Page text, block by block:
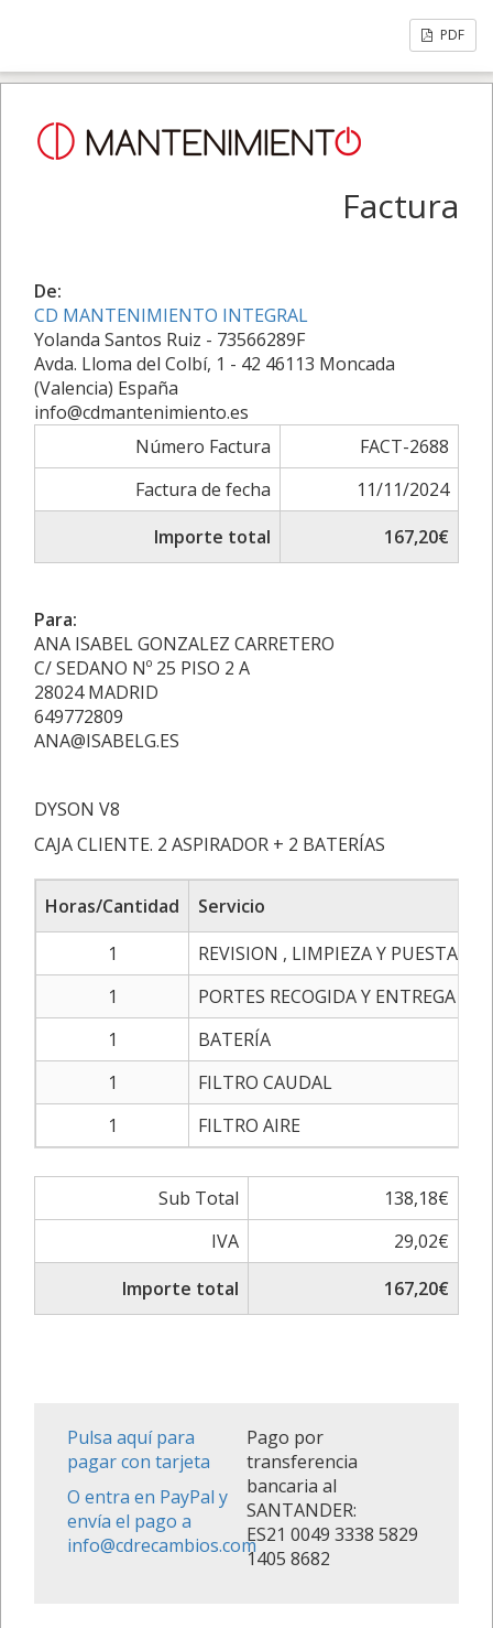
PDF
Factura
De:
CD MANTENIMIENTO INTEGRAL
Yolanda Santos Ruiz - 73566289F
Avda. Lloma del Colbí, 1 - 42 46113 Moncada
(Valencia) España
info@cdmantenimiento.es
Número Factura
FACT-2688
Factura de fecha
11/11/2024
Importe total
167,20€
Para:
ANA ISABEL GONZALEZ CARRETERO
C/ SEDANO Nº 25 PISO 2 A
28024 MADRID
649772809
ANA@ISABELG.ES
DYSON V8
CAJA CLIENTE. 2 ASPIRADOR + 2 BATERÍAS
Horas/Cantidad
Servicio
1
REVISION , LIMPIEZA Y PUESTA A
1
PORTES RECOGIDA Y ENTREGA
1
BATERÍA
1
FILTRO CAUDAL
1
FILTRO AIRE
Sub Total
138,18€
IVA
29,02€
Importe total
167,20€
Pulsa aquí para
pagar con tarjeta
O entra en PayPal y
envía el pago a
info@cdrecambios.com
Pago por
transferencia
bancaria al
SANTANDER:
ES21 0049 3338 5829
1405 8682